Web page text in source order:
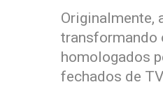
Originalmente,
transformando
homologados
fechados de